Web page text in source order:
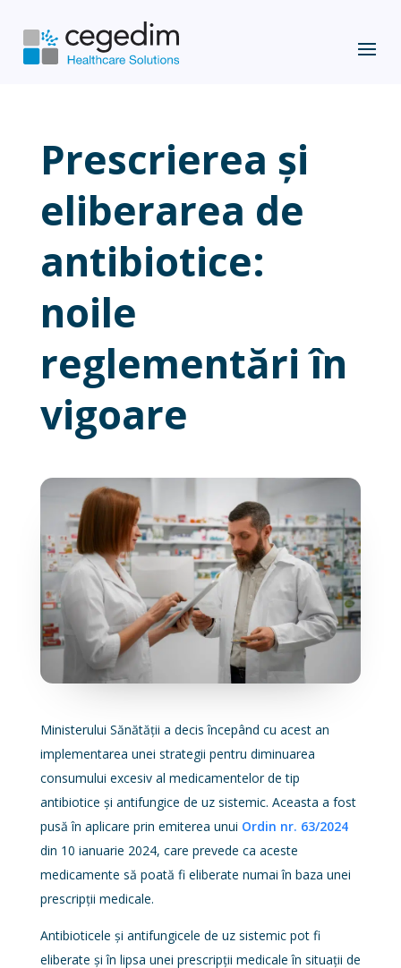
Prescrierea și
eliberarea de
antibiotice:
noile
reglementări în
vigoare
Ministerului Sănătății a decis începând cu acest an
implementarea unei strategii pentru diminuarea
consumului excesiv al medicamentelor de tip
antibiotice și antifungice de uz sistemic. Aceasta a fost
pusă în aplicare prin emiterea unui Ordin nr. 63/2024
din 10 ianuarie 2024, care prevede ca aceste
medicamente să poată fi eliberate numai în baza unei
prescripții medicale.
Antibioticele și antifungicele de uz sistemic pot fi
eliberate și în lipsa unei prescripții medicale în situații de